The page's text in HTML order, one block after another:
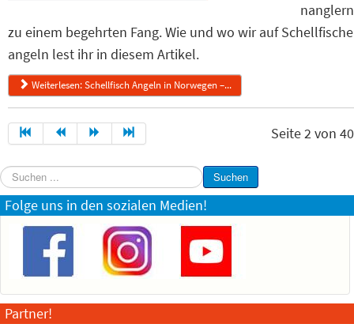
nanglern
zu einem begehrten Fang. Wie und wo wir auf Schellfische
angeln lest ihr in diesem Artikel.
Weiterlesen: Schellfisch Angeln in Norwegen –...
Seite 2 von 40
Suchen
...
Suchen
Folge uns in den sozialen Medien!
Partner!